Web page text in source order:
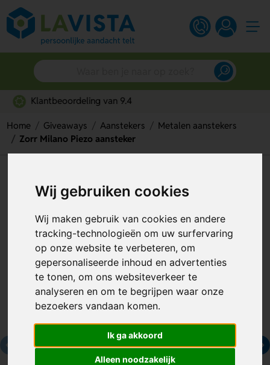
Wij gebruiken cookies
Wij maken gebruik van cookies en andere
tracking-technologieën om uw surfervaring
op onze website te verbeteren, om
gepersonaliseerde inhoud en advertenties
te tonen, om ons websiteverkeer te
analyseren en om te begrijpen waar onze
bezoekers vandaan komen.
Ik ga akkoord
Alleen noodzakelijk
Snelle persoonlijke service
Home Giveaways Aanstekers
Metalen aanstekers
Zorr Milano Piezo aansteker
Zorr Milano Piezo aansteker
Artikelnummer: